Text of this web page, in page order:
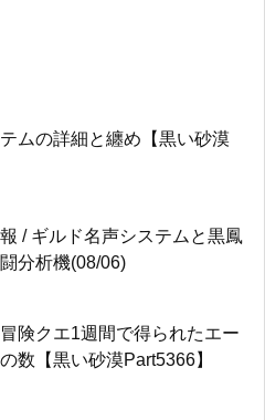
ムの詳細と纏め【黒い砂漠
/ ギルド名声システムと黒鳳
分析機(08/06)
険クエ1週間で得られたエー
数【黒い砂漠Part5366】